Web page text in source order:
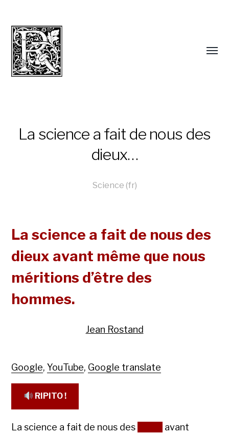
La science a fait de nous des
dieux…
Science (fr)
La science a fait de nous des
dieux avant même que nous
méritions d’être des
hommes.
Jean Rostand
Google,YouTube, Google translate
RIPITO !
La science a fait de nous des
avant